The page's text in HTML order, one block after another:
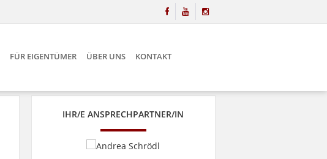
FÜR EIGENTÜMER ÜBER UNS KONTAKT
IHR/E ANSPRECHPARTNER/IN